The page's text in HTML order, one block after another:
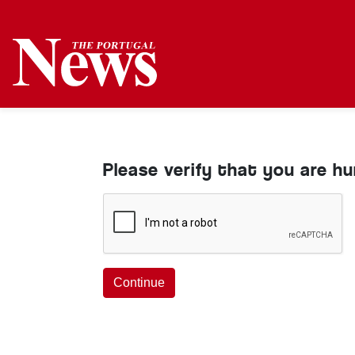
Please verify that you are
Continue